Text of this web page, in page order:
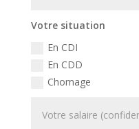
Votre situation
En CDI
En CDD
Chomage